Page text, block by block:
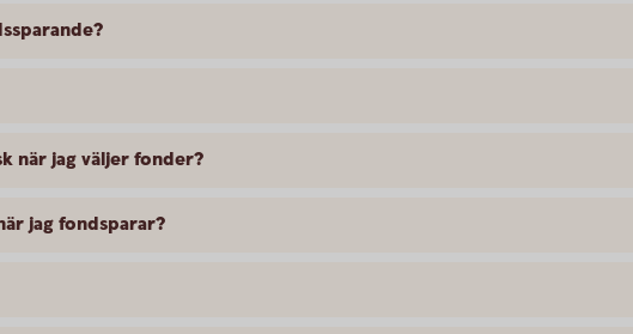
när jag väljer fonder?
jag fondsparar?